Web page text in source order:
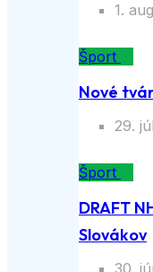
1.
Šport
Nové
29.
Šport
DRAFT
Slovákov
30.